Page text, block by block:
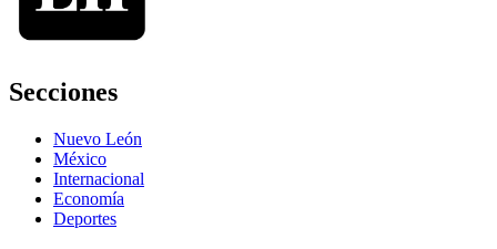
Secciones
Nuevo León
México
Internacional
Economía
Deportes